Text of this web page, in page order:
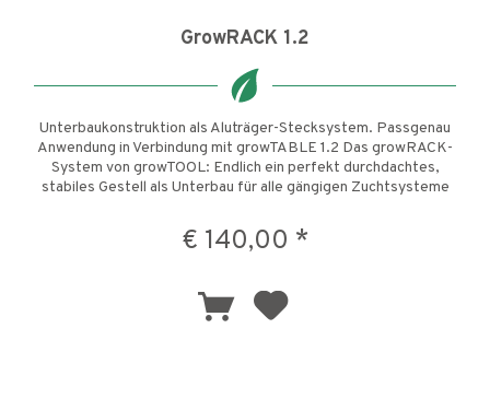
GrowRACK 1.2
Unterbaukonstruktion als Aluträger-Stecksystem. Passgenau
Anwendung in Verbindung mit growTABLE 1.2 Das growRACK-
System von growTOOL: Endlich ein perfekt durchdachtes,
stabiles Gestell als Unterbau für alle gängigen Zuchtsysteme
€ 140,00 *